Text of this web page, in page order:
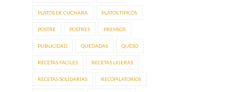
PLATOS DE CUCHARA PLATOS TÍPICOS
POSTRE POSTRES PREMIOS
PUBLICIDAD QUEDADAS QUESO
RECETAS FÁCILES RECETAS LIGERAS
RECETAS SOLIDARIAS RECOPILATORIOS